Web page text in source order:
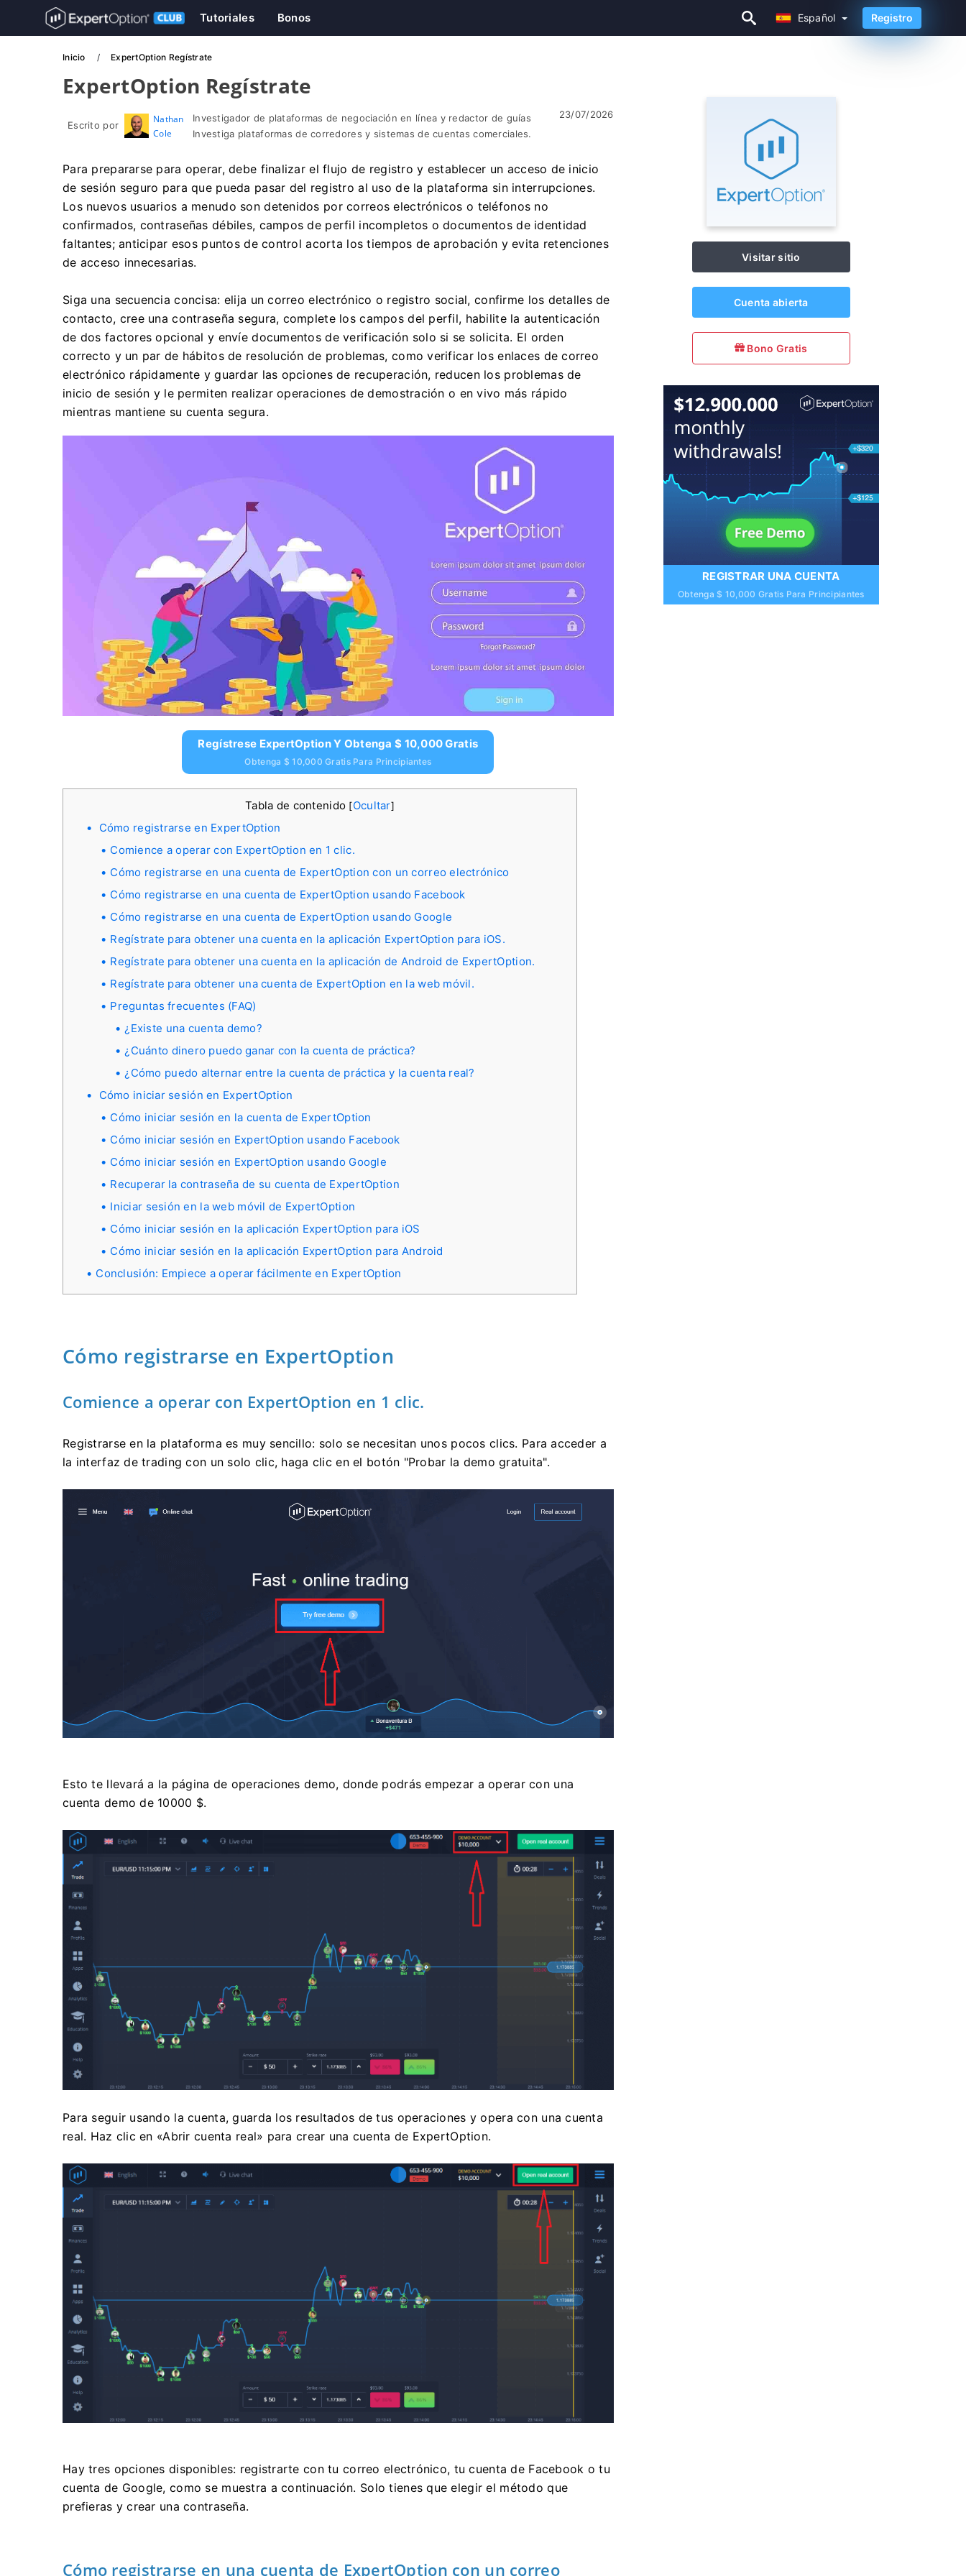
Español
Tutoriales Bonos Español Registro
Inicio ExpertOption Regístrate
ExpertOption Regístrate
Escrito por
Nathan
Cole
Investigador de plataformas de negociación en línea y redactor de guías
Investiga plataformas de corredores y sistemas de cuentas comerciales.
23/07/2026
Para prepararse para operar, debe finalizar el flujo de registro y establecer un acceso de inicio
de sesión seguro para que pueda pasar del registro al uso de la plataforma sin interrupciones.
Los nuevos usuarios a menudo son detenidos por correos electrónicos o teléfonos no
confirmados, contraseñas débiles, campos de perfil incompletos o documentos de identidad
faltantes; anticipar esos puntos de control acorta los tiempos de aprobación y evita retenciones
de acceso innecesarias.
Siga una secuencia concisa: elija un correo electrónico o registro social, confirme los detalles de
contacto, cree una contraseña segura, complete los campos del perfil, habilite la autenticación
de dos factores opcional y envíe documentos de verificación solo si se solicita. El orden
correcto y un par de hábitos de resolución de problemas, como verificar los enlaces de correo
electrónico rápidamente y guardar las opciones de recuperación, reducen los problemas de
inicio de sesión y le permiten realizar operaciones de demostración o en vivo más rápido
mientras mantiene su cuenta segura.
Regístrese ExpertOption Y Obtenga $ 10,000 Gratis
Obtenga $ 10,000 Gratis Para Principiantes
Tabla de contenido [Ocultar]
Cómo registrarse en ExpertOption
Comience a operar con ExpertOption en 1 clic.
Cómo registrarse en una cuenta de ExpertOption con un correo electrónico
Cómo registrarse en una cuenta de ExpertOption usando Facebook
Cómo registrarse en una cuenta de ExpertOption usando Google
Regístrate para obtener una cuenta en la aplicación ExpertOption para iOS.
Regístrate para obtener una cuenta en la aplicación de Android de ExpertOption.
Regístrate para obtener una cuenta de ExpertOption en la web móvil.
Preguntas frecuentes (FAQ)
¿Existe una cuenta demo?
¿Cuánto dinero puedo ganar con la cuenta de práctica?
¿Cómo puedo alternar entre la cuenta de práctica y la cuenta real?
Cómo iniciar sesión en ExpertOption
Cómo iniciar sesión en la cuenta de ExpertOption
Cómo iniciar sesión en ExpertOption usando Facebook
Cómo iniciar sesión en ExpertOption usando Google
Recuperar la contraseña de su cuenta de ExpertOption
Iniciar sesión en la web móvil de ExpertOption
Cómo iniciar sesión en la aplicación ExpertOption para iOS
Cómo iniciar sesión en la aplicación ExpertOption para Android
Conclusión: Empiece a operar fácilmente en ExpertOption
Cómo registrarse en ExpertOption
Comience a operar con ExpertOption en 1 clic.
Registrarse en la plataforma es muy sencillo: solo se necesitan unos pocos clics. Para acceder a
la interfaz de trading con un solo clic, haga clic en el botón "Probar la demo gratuita".
Esto te llevará a la página de operaciones demo, donde podrás empezar a operar con una
cuenta demo de 10000 $.
Para seguir usando la cuenta, guarda los resultados de tus operaciones y opera con una cuenta
real. Haz clic en «Abrir cuenta real» para crear una cuenta de ExpertOption.
Hay tres opciones disponibles: registrarte con tu correo electrónico, tu cuenta de Facebook o tu
cuenta de Google, como se muestra a continuación. Solo tienes que elegir el método que
prefieras y crear una contraseña.
Cómo registrarse en una cuenta de ExpertOption con un correo
Visitar sitio
Cuenta abierta
Bono Gratis
REGISTRAR UNA CUENTA
Obtenga $ 10,000 Gratis Para Principiantes